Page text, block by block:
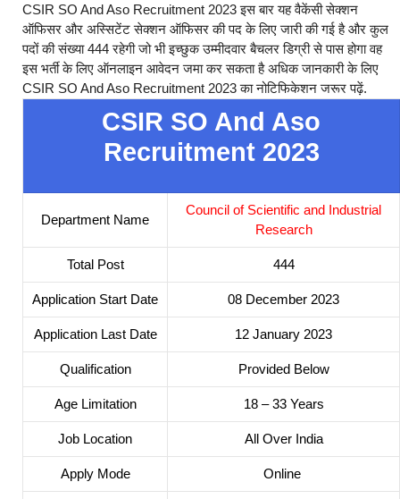
CSIR SO And Aso Recruitment 2023 इस बार यह वैकेंसी सेक्शन
ऑफिसर और अस्सिटेंट सेक्शन ऑफिसर की पद के लिए जारी की गई है और कुल
पदों की संख्या 444 रहेगी जो भी इच्छुक उम्मीदवार बैचलर डिग्री से पास होगा वह
इस भर्ती के लिए ऑनलाइन आवेदन जमा कर सकता है अधिक जानकारी के लिए
CSIR SO And Aso Recruitment 2023 का नोटिफिकेशन जरूर पढ़ें.
CSIR SO And Aso
Recruitment 2023
Department Name
Council of Scientific and Industrial
Research
Total Post 444
Application Start Date 08 December 2023
Application Last Date 12 January 2023
Qualification Provided Below
Age Limitation 18 – 33 Years
Job Location All Over India
Apply Mode Online